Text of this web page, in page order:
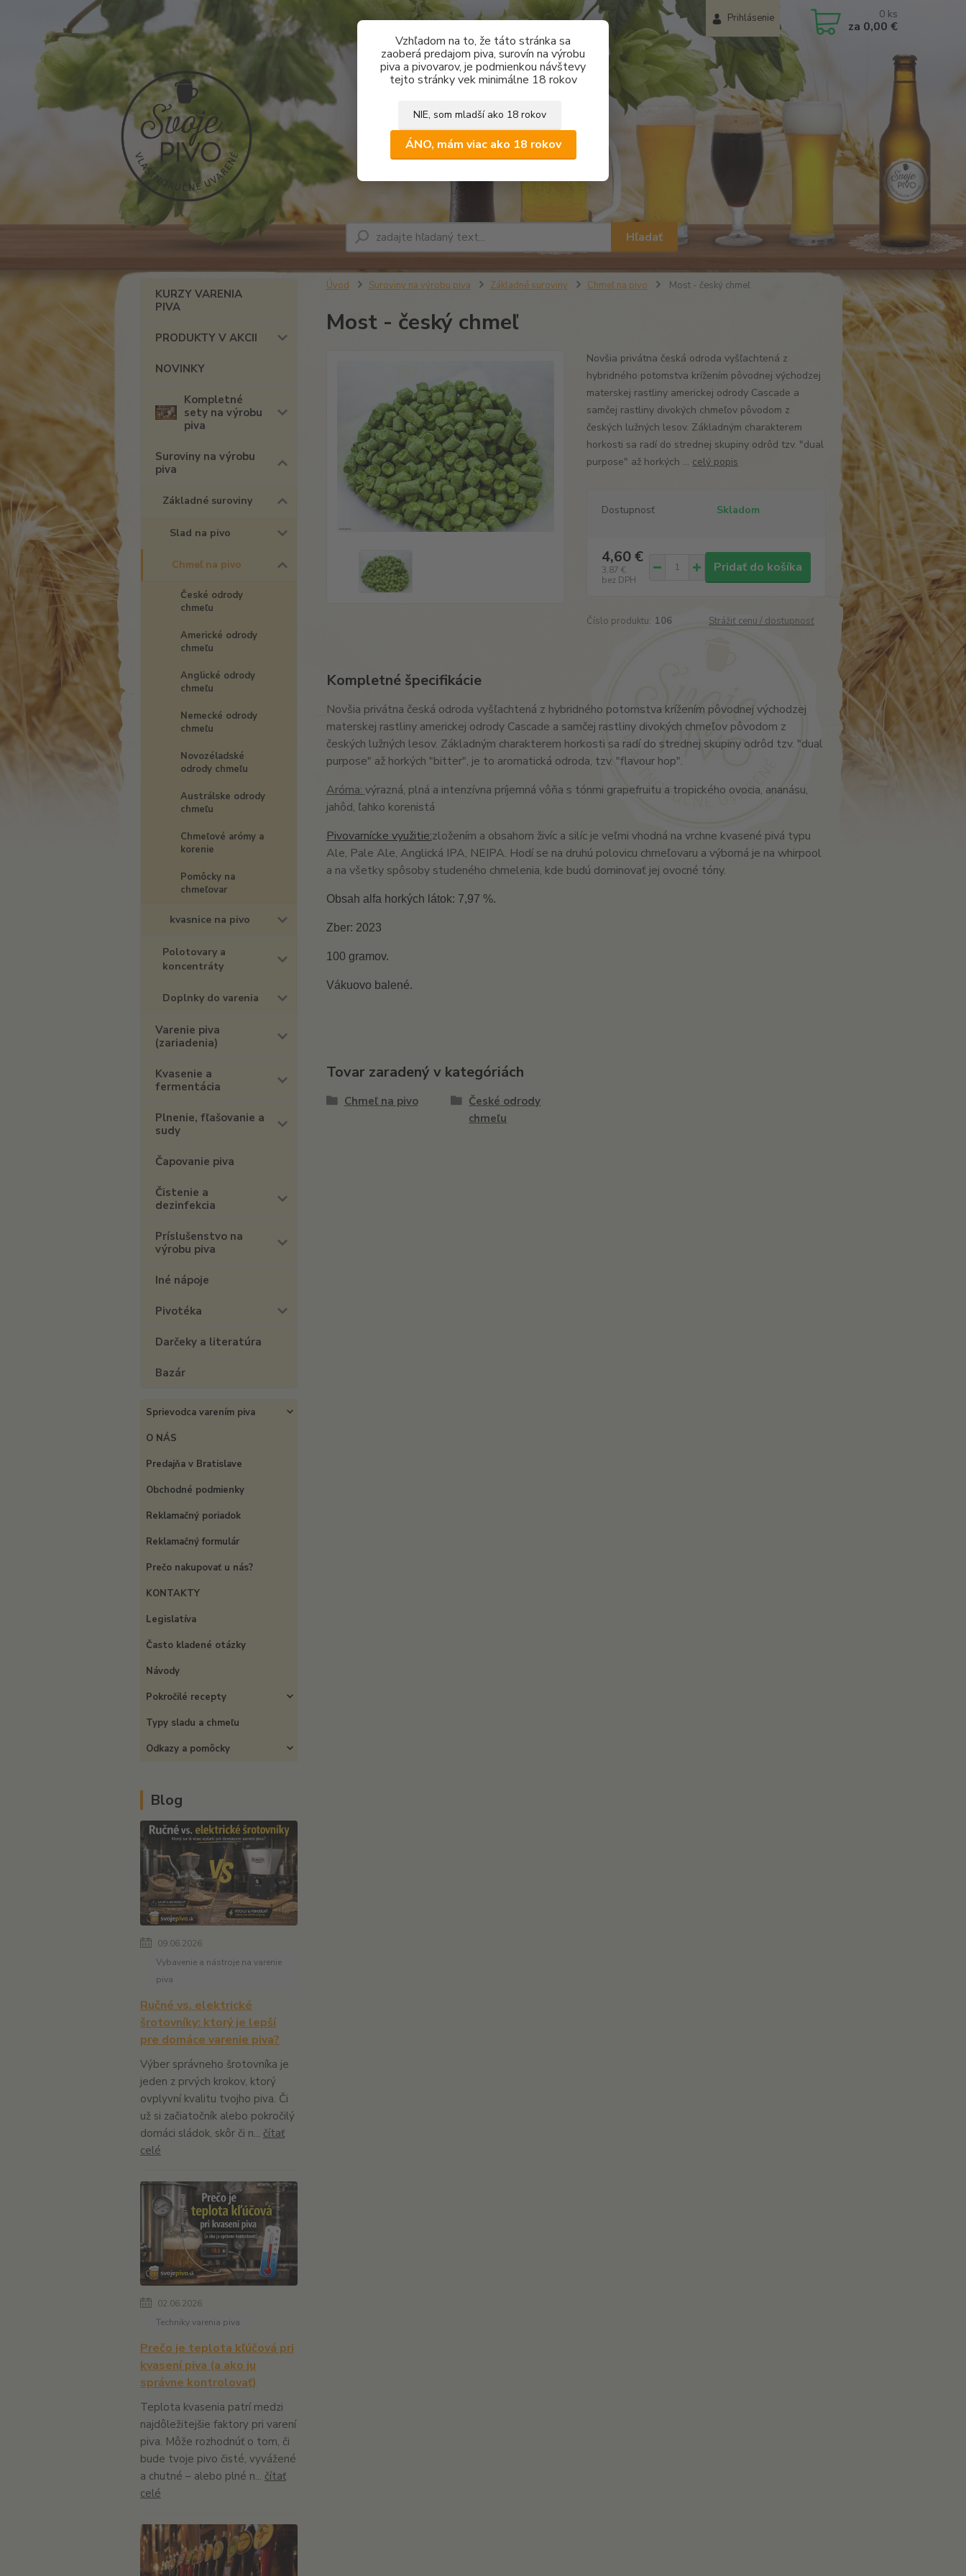
Vzhľadom na to, že táto stránka sa
zaoberá predajom piva, surovín na výrobu
piva a pivovarov, je podmienkou návštevy
tejto stránky vek minimálne 18 rokov
NIE, som mladší ako 18 rokov
ÁNO, mám viac ako 18 rokov
Prihlásenie
Hľadať
0 ks
za 0,00 €
KURZY VARENIA
PIVA
PRODUKTY V AKCII
NOVINKY
Kompletné
sety na výrobu
piva
Suroviny na výrobu
piva
Základné suroviny
Slad na pivo
Chmeľ na pivo
České odrody
chmeľu
Americké odrody
chmeľu
Anglické odrody
chmeľu
Nemecké odrody
chmeľu
Novozéladské
odrody chmeľu
Austrálske odrody
chmeľu
Chmeľové arómy a
korenie
Pomôcky na
chmeľovar
kvasnice na pivo
Polotovary a
koncentráty
Doplnky do varenia
Varenie piva
(zariadenia)
Kvasenie a
fermentácia
Plnenie, fľašovanie a
sudy
Čapovanie piva
Čistenie a
dezinfekcia
Príslušenstvo na
výrobu piva
Iné nápoje
Pivotéka
Darčeky a literatúra
Bazár
Sprievodca varením piva
O NÁS
Predajňa v Bratislave
Obchodné podmienky
Reklamačný poriadok
Reklamačný formulár
Prečo nakupovať u nás?
KONTAKTY
Legislatíva
Často kladené otázky
Návody
Pokročilé recepty
Typy sladu a chmeľu
Odkazy a pomôcky
Blog
09.06.2026
Vybavenie a nástroje na varenie
piva
Ručné vs. elektrické
šrotovníky: ktorý je lepší
pre domáce varenie piva?
Výber správneho šrotovníka je
jeden z prvých krokov, ktorý
ovplyvní kvalitu tvojho piva. Či
už si začiatočník alebo pokročilý
domáci sládok, skôr či n... čítať
celé
02.06.2026
Techniky varenia piva
Prečo je teplota kľúčová pri
kvasení piva (a ako ju
správne kontrolovať)
Teplota kvasenia patrí medzi
najdôležitejšie faktory pri varení
piva. Môže rozhodnúť o tom, či
bude tvoje pivo čisté, vyvážené
a chutné – alebo plné n... čítať
celé
Úvod Suroviny na výrobu piva Základné suroviny Chmeľ na pivo Most - český chmeľ
Most - český chmeľ
Novšia privátna česká odroda vyšľachtená z
hybridného potomstva krížením pôvodnej východzej
materskej rastliny americkej odrody Cascade a
samčej rastliny divokých chmeľov pôvodom z
českých lužných lesov. Základným charakterem
horkosti sa radí do strednej skupiny odrôd tzv. "dual
purpose" až horkých ... celý popis
Dostupnosť Skladom
4,60 €
3,87 €
bez DPH
Pridať do košíka
Číslo produktu: 106 Strážiť cenu / dostupnosť
Kompletné špecifikácie
Novšia privátna česká odroda vyšľachtená z hybridného potomstva krížením pôvodnej východzej
materskej rastliny americkej odrody Cascade a samčej rastliny divokých chmeľov pôvodom z
českých lužných lesov. Základným charakterem horkosti sa radí do strednej skupiny odrôd tzv. "dual
purpose" až horkých "bitter", je to aromatická odroda, tzv. "flavour hop".
Aróma: výrazná, plná a intenzívna príjemná vôňa s tónmi grapefruitu a tropického ovocia, ananásu,
jahôd, ľahko korenistá
Pivovarnícke využitie:zložením a obsahom živíc a silíc je veľmi vhodná na vrchne kvasené pivá typu
Ale, Pale Ale, Anglická IPA, NEIPA. Hodí se na druhú polovicu chmeľovaru a výborná je na whirpool
a na všetky spôsoby studeného chmelenia, kde budú dominovať jej ovocné tóny.
Obsah alfa horkých látok: 7,97 %.
Zber: 2023
100 gramov.
Vákuovo balené.
Tovar zaradený v kategóriách
Chmeľ na pivo
České odrody
chmeľu